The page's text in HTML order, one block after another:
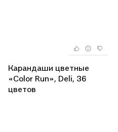
Карандаши цветные
«Color Run», Deli, 36
цветов